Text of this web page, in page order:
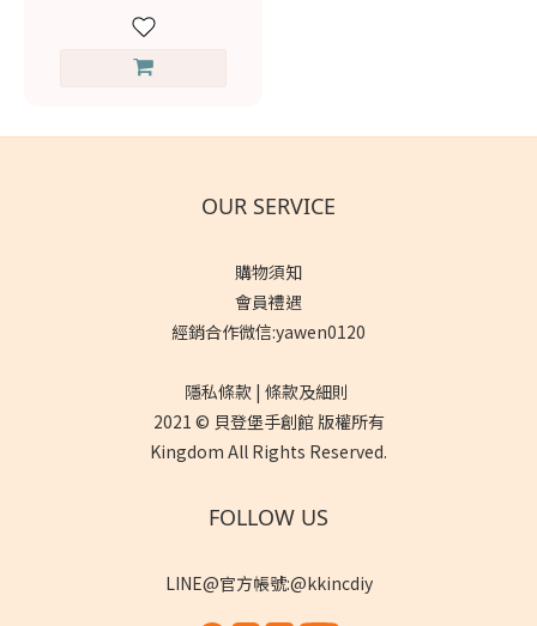
OUR SERVICE
購物須知
會員禮遇
經銷合作微信:yawen0120
隱私條款 | 條款及細則
2021 © 貝登堡手創館 版權所有
Kingdom All Rights Reserved.
FOLLOW US
LINE@官方帳號:@kkincdiy